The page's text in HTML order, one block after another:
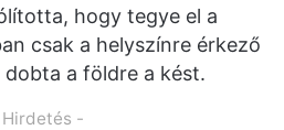
hogy tegye el a
csak a helyszínre érkező
a földre a kést.
-